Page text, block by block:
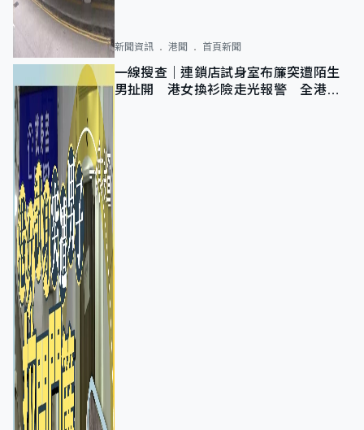
新聞資訊 港聞 首頁新聞
一線搜查｜連鎖店試身室布簾突遭陌生
男扯開 港女換衫險走光報警 全港分